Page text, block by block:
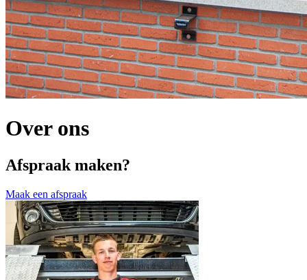
Over ons
Afspraak maken?
Maak een afspraak